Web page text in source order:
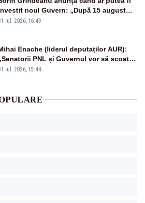
noul Guvern: „După 15 august
șanse mai mari”
iul. 2026, 16:49
Enache (liderul deputaților AUR):
PNL și Guvernul vor să scoată
vânzare bunuri publice pentru a stinge
iul. 2026, 15:44